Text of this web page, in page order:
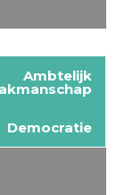
Ambtelijk
Democratie